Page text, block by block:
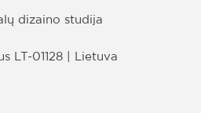
dizaino studija
LT-01128 | Lietuva